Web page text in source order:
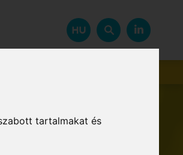
tartalmakat és
HU